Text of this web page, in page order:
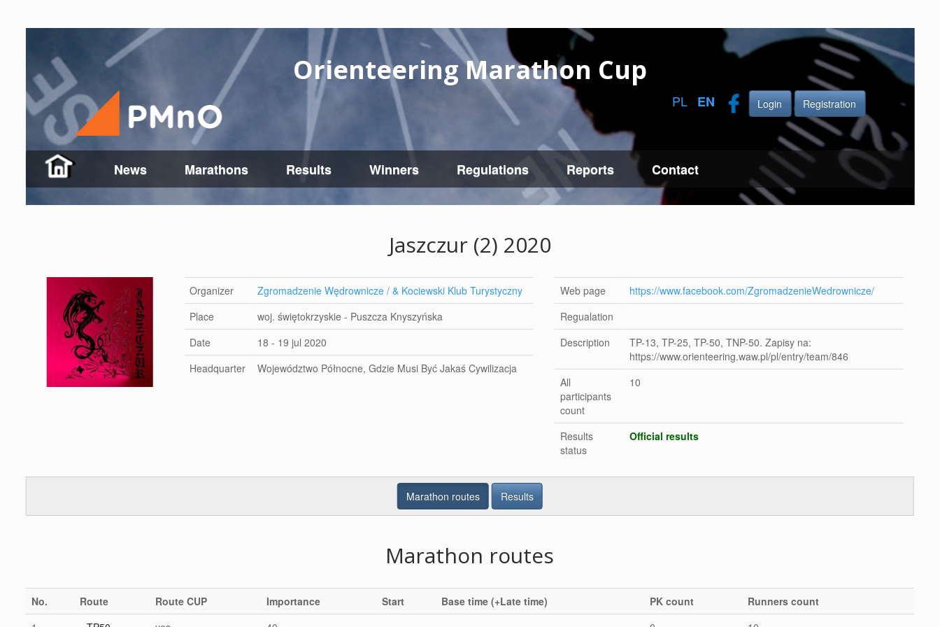
Orienteering Marathon Cup
PL EN Login Registration
News Marathons Results Winners Regulations Reports Contact
Jaszczur (2) 2020
Organizer
Zgromadzenie Wędrownicze / & Kociewski Klub Turystyczny
Place
woj. świętokrzyskie - Puszcza Knyszyńska
Date
18 - 19 jul 2020
Headquarter
Województwo Północne, Gdzie Musi Być Jakaś Cywilizacja
Web page
https://www.facebook.com/ZgromadzenieWedrownicze/
Regualation
Description
TP-13, TP-25, TP-50, TNP-50. Zapisy na:
https://www.orienteering.waw.pl/pl/entry/team/846
All
participants
count
10
Results
status
Official results
Marathon routes Results
Marathon routes
No. Route Route CUP Importance Start Base time (+Late time) PK count
Runners count